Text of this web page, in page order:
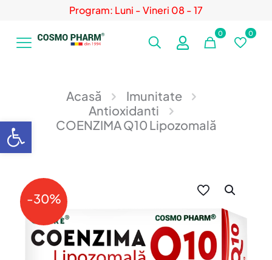
Program: Luni - Vineri 08 - 17
0 0
Acasă
Imunitate
Antioxidanti
COENZIMA Q10 Lipozomală
-30%
Deschide bara de unelte